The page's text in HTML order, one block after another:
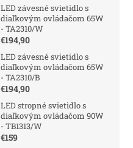
LED závesné svietidlo s
diaľkovým ovládačom 65W
- TA2310/W
€194,90
LED závesné svietidlo s
diaľkovým ovládačom 65W
- TA2310/B
€194,90
LED stropné svietidlo s
diaľkovým ovládačom 90W
- TB1313/W
€159